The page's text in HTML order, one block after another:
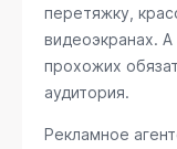
перетяжку,
видеоэкранах. А
прохожих
аудитория.
Рекламное